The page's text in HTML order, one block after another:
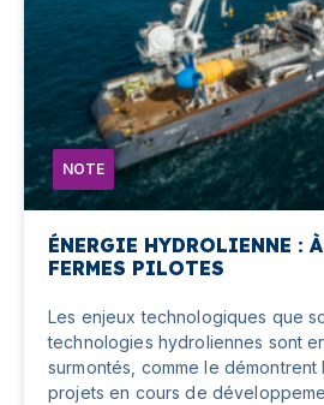
NOTE
ÉNERGIE HYDROLIENNE : À
FERMES PILOTES
Les enjeux technologiques que
technologies hydroliennes sont
surmontés, comme le démontrent
projets en cours de